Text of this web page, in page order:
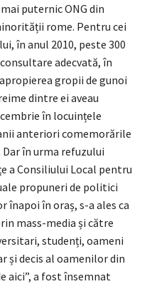
puternic ONG din
rome. Pentru cei
în anul 2010, peste 300
adecvată, în
gropii de gunoi
dintre ei aveau
în locuințele
anteriori comemorările
în urma refuzului
a Consiliului Local pentru
propuneri de politici
înapoi în oraș, s-a ales ca
mass-media și către
studenți, oameni
și decis al oamenilor din
aici”, a fost însemnat